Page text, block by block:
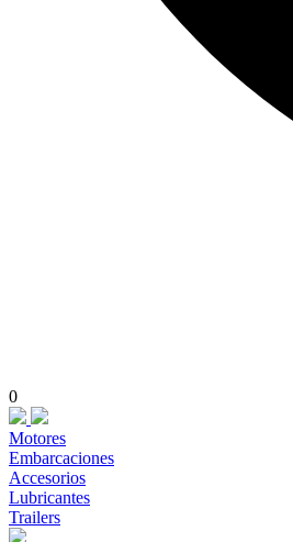
0
Motores
Embarcaciones
Accesorios
Lubricantes
Trailers